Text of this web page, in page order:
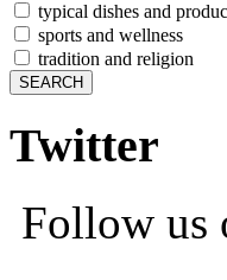
typical dishes and
sports and wellness
tradition and religion
Twitter
Follow us